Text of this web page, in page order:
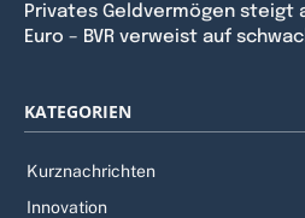
Privates Geldvermögen steigt
Euro – BVR verweist auf
KATEGORIEN
Kurznachrichten
Innovation